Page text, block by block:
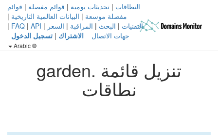
النطاقات | تحديثات يومية | قوائم مفصلة | قوائم
مفصلة موسعة | البيانات العالمية التاريخية |
التقنيات | البحث | المراقبة | السعر |
FAQ | API
|
جهات الاتصال
الاشتراك | تسجيل الدخول
تنزيل قائمة .garden
نطاقات